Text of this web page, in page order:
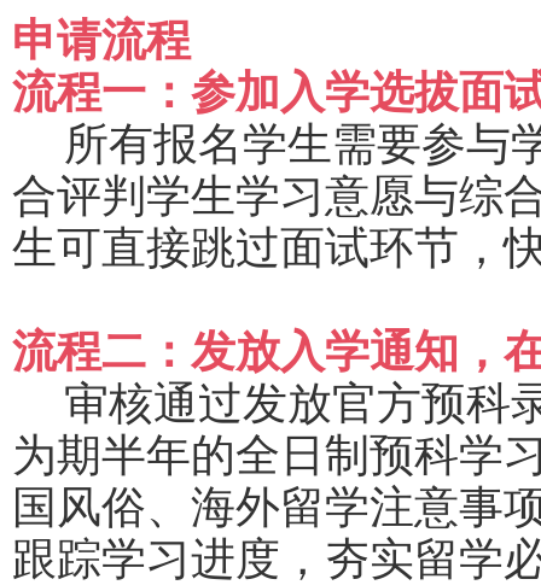
申请流程
流程一：参加入学选拔面
所有报名学生需要参与
合评判学生学习意愿与综
生可直接跳过面试环节，
流程二：发放入学通知，
审核通过发放官方预科
为期半年的全日制预科学
国风俗、海外留学注意事
跟踪学习进度，夯实留学